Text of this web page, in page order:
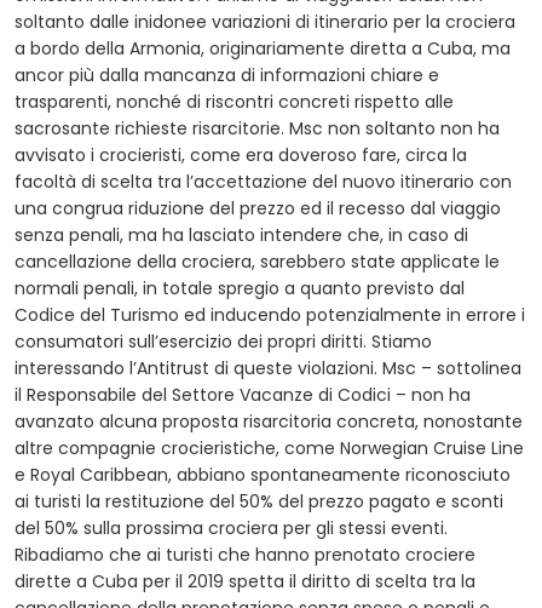
soltanto dalle inidonee variazioni di itinerario per la crociera
a bordo della Armonia, originariamente diretta a Cuba, ma
ancor più dalla mancanza di informazioni chiare e
trasparenti, nonché di riscontri concreti rispetto alle
sacrosante richieste risarcitorie. Msc non soltanto non ha
avvisato i crocieristi, come era doveroso fare, circa la
facoltà di scelta tra l’accettazione del nuovo itinerario con
una congrua riduzione del prezzo ed il recesso dal viaggio
senza penali, ma ha lasciato intendere che, in caso di
cancellazione della crociera, sarebbero state applicate le
normali penali, in totale spregio a quanto previsto dal
Codice del Turismo ed inducendo potenzialmente in errore i
consumatori sull’esercizio dei propri diritti. Stiamo
interessando l’Antitrust di queste violazioni. Msc – sottolinea
il Responsabile del Settore Vacanze di Codici – non ha
avanzato alcuna proposta risarcitoria concreta, nonostante
altre compagnie crocieristiche, come Norwegian Cruise Line
e Royal Caribbean, abbiano spontaneamente riconosciuto
ai turisti la restituzione del 50% del prezzo pagato e sconti
del 50% sulla prossima crociera per gli stessi eventi.
Ribadiamo che ai turisti che hanno prenotato crociere
dirette a Cuba per il 2019 spetta il diritto di scelta tra la